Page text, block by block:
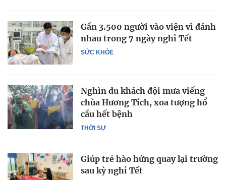
SỨC KHỎE
Gần 3.500 người vào viện vì đánh
nhau trong 7 ngày nghỉ Tết
THỜI SỰ
Nghìn du khách đội mưa viếng
chùa Hương Tích, xoa tượng hổ
cầu hết bệnh
Giúp trẻ hào hứng quay lại trường
sau kỳ nghỉ Tết